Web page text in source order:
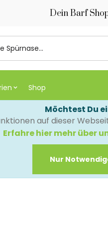
Dein Barf
Shop
Möchtest Du
auf dieser
Erfahre hier mehr über
Nur